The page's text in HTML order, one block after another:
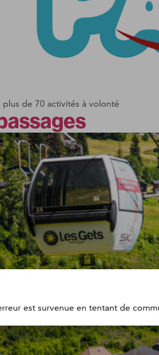
de 70 activités à volonté
est survenue en tentant de